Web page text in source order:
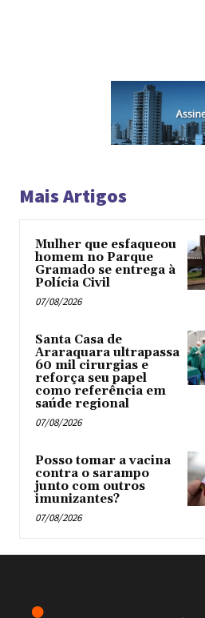
Mais Artigos
Mulher que esfaqueou
homem no Parque
Gramado se entrega à
Polícia Civil
07/08/2026
Santa Casa de
Araraquara ultrapassa
60 mil cirurgias e
reforça seu papel
como referência em
saúde regional
07/08/2026
Posso tomar a vacina
contra o sarampo
junto com outros
imunizantes?
07/08/2026